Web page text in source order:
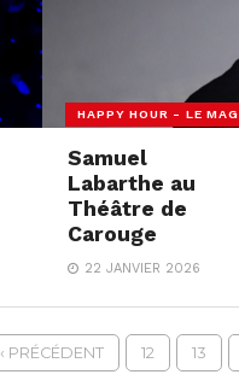
HAPPY HOUR - LE MAG
Samuel
Labarthe au
Théâtre de
Carouge
22 JANVIER 2026
‹ PRÉCÉDENT 12 13